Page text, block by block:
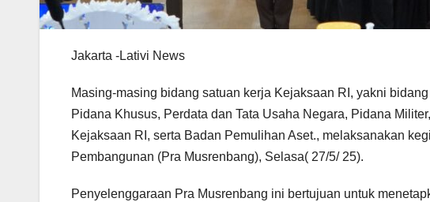
Jakarta -Lativi News
Masing-masing bidang satuan kerja Kejaksaan RI, yakni
Pidana Khusus, Perdata dan Tata Usaha Negara, Pidana
Kejaksaan RI, serta Badan Pemulihan Aset., melaksanakan
Pembangunan (Pra Musrenbang), Selasa( 27/5/ 25).
Penyelenggaraan Pra Musrenbang ini bertujuan untuk